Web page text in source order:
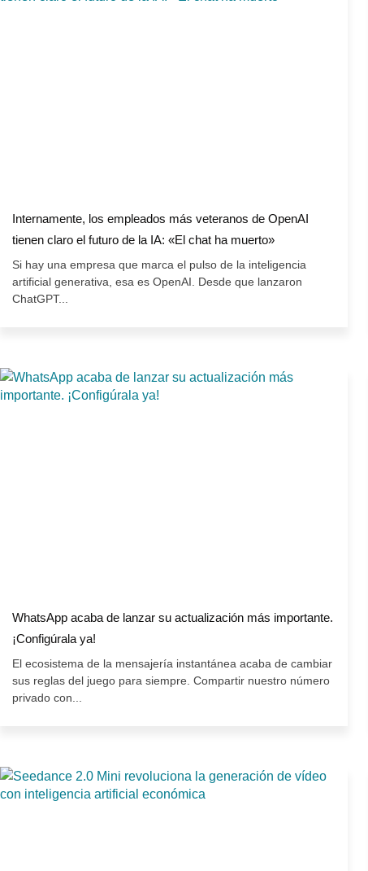
Internamente, los empleados más veteranos de OpenAI
tienen claro el futuro de la IA: «El chat ha muerto»
Si hay una empresa que marca el pulso de la inteligencia
artificial generativa, esa es OpenAI. Desde que lanzaron
ChatGPT...
WhatsApp acaba de lanzar su actualización más importante.
¡Configúrala ya!
El ecosistema de la mensajería instantánea acaba de cambiar
sus reglas del juego para siempre. Compartir nuestro número
privado con...